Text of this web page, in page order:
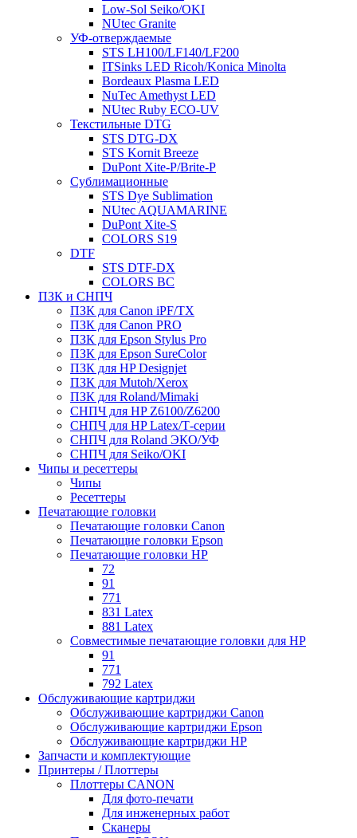
Low-Sol Seiko/OKI
NUtec Granite
УФ-отверждаемые
STS LH100/LF140/LF200
ITSinks LED Ricoh/Konica Minolta
Bordeaux Plasma LED
NuTec Amethyst LED
NUtec Ruby ECO-UV
Текстильные DTG
STS DTG-DX
STS Kornit Breeze
DuPont Xite-P/Brite-P
Сублимационные
STS Dye Sublimation
NUtec AQUAMARINE
DuPont Xite-S
COLORS S19
DTF
STS DTF-DX
COLORS BC
ПЗК и СНПЧ
ПЗК для Canon iPF/TX
ПЗК для Canon PRO
ПЗК для Epson Stylus Pro
ПЗК для Epson SureColor
ПЗК для HP Designjet
ПЗК для Mutoh/Xerox
ПЗК для Roland/Mimaki
СНПЧ для HP Z6100/Z6200
СНПЧ для HP Latex/Т-cерии
СНПЧ для Roland ЭКО/УФ
СНПЧ для Seiko/OKI
Чипы и ресеттеры
Чипы
Ресеттеры
Печатающие головки
Печатающие головки Canon
Печатающие головки Epson
Печатающие головки HP
72
91
771
831 Latex
881 Latex
Совместимые печатающие головки для HP
91
771
792 Latex
Обслуживающие картриджи
Обслуживающие картриджи Canon
Обслуживающие картриджи Epson
Обслуживающие картриджи HP
Запчасти и комплектующие
Принтеры / Плоттеры
Плоттеры CANON
Для фото-печати
Для инженерных работ
Сканеры